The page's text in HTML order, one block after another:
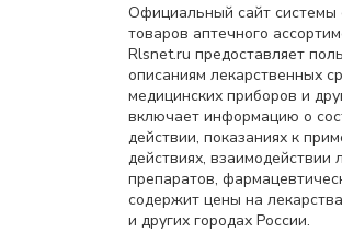
Официальный сайт системы
товаров аптечного
Rlsnet.ru предоставляет
описаниям лекарственных
медицинских приборов и
включает информацию о
действии, показаниях к
действиях, взаимодействии
препаратов,
содержит цены на
и других городах России.